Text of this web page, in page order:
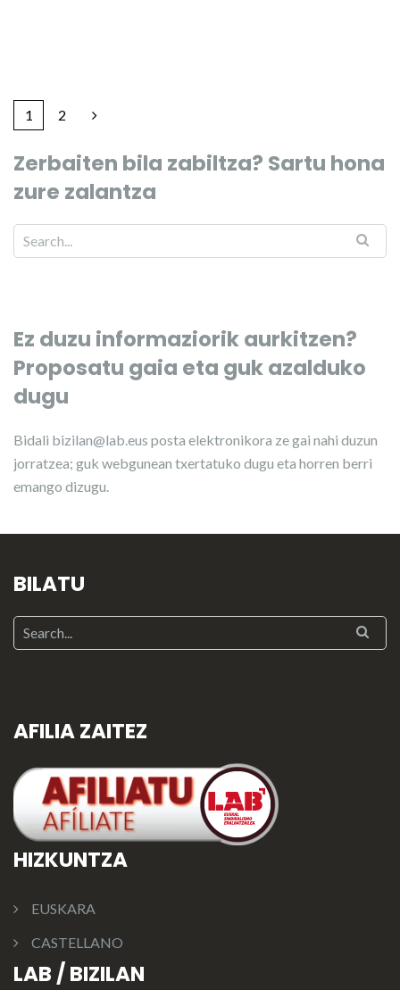
1 2
Zerbaiten bila zabiltza? Sartu hona
zure zalantza
Ez duzu informaziorik aurkitzen?
Proposatu gaia eta guk azalduko
dugu
Bidali bizilan@lab.eus posta elektronikora ze gai nahi duzun
jorratzea; guk webgunean txertatuko dugu eta horren berri
emango dizugu.
BILATU
AFILIA ZAITEZ
HIZKUNTZA
EUSKARA
CASTELLANO
LAB / BIZILAN